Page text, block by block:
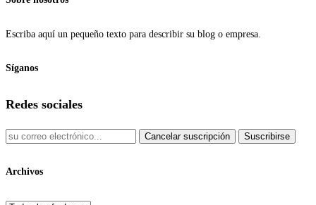
Escriba aquí un pequeño texto para describir su blog o empresa.
Síganos
Redes sociales
Cancelar suscripción Suscribirse
Archivos